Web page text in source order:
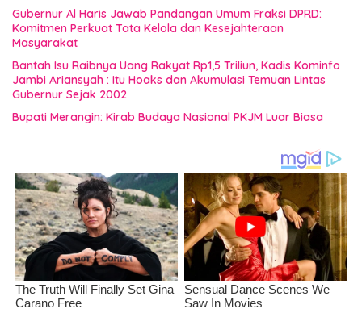
Gubernur Al Haris Jawab Pandangan Umum Fraksi DPRD:
Komitmen Perkuat Tata Kelola dan Kesejahteraan
Masyarakat
Bantah Isu Raibnya Uang Rakyat Rp1,5 Triliun, Kadis Kominfo
Jambi Ariansyah : Itu Hoaks dan Akumulasi Temuan Lintas
Gubernur Sejak 2002
Bupati Merangin: Kirab Budaya Nasional PKJM Luar Biasa